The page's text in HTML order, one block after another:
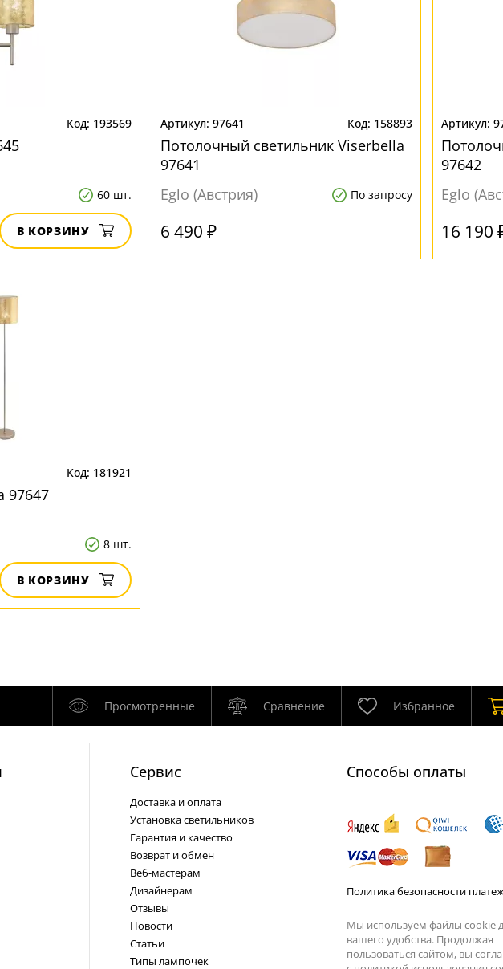
193569
60 шт.
В КОРЗИНУ
97641 158893
Потолочный светильник Viserbella
97641
Eglo (Австрия)
По запросу
6 490 ₽
97642
Eglo
16 190
181921
97647
8 шт.
В КОРЗИНУ
Просмотренные Сравнение Избранное
Cервис
Доставка и оплата
Установка светильников
Гарантия и качество
Возврат и обмен
Веб-мастерам
Дизайнерам
Отзывы
Новости
Статьи
Типы лампочек
Способы оплаты
Политика безопасности
Мы используем файлы cookie
вашего удобства. Продолжая
пользоваться сайтом, вы